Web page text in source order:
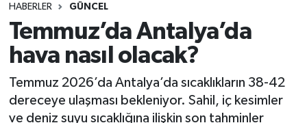
HABERLER GÜNCEL
Temmuz’da Antalya’da
hava nasıl olacak?
Temmuz 2026’da Antalya’da sıcaklıkların 38-42
dereceye ulaşması bekleniyor. Sahil, iç kesimler
ve deniz suyu sıcaklığına ilişkin son tahminler
Genel
Güncel
Güvenlik
Tüm Manşetler
Son Dakika Haberleri
Haber Arşivi